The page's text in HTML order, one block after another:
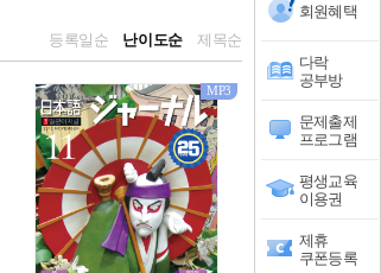
회원혜택
다락
공부방
문제출제
프로그램
평생교육
이용권
제휴
쿠폰등록
등록일순 난이도순 제목순
MP3